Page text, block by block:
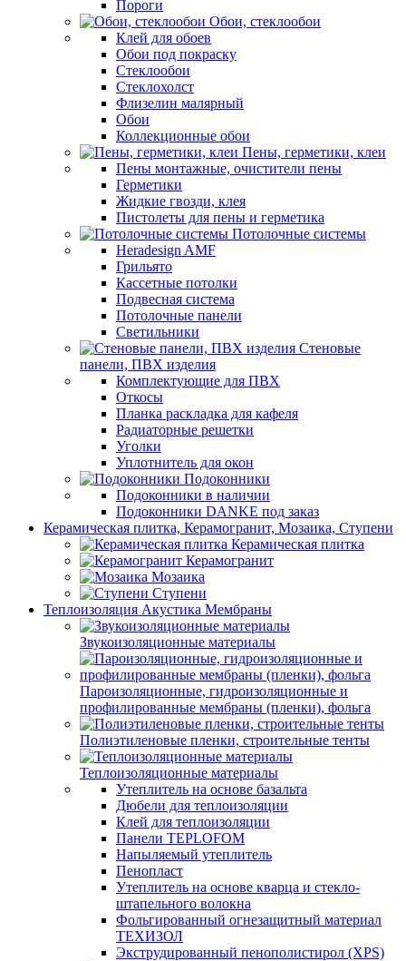
Пороги
Обои, стеклообои
Клей для обоев
Обои под покраску
Стеклообои
Стеклохолст
Флизелин малярный
Обои
Коллекционные обои
Пены, герметики, клеи
Пены монтажные, очистители пены
Герметики
Жидкие гвозди, клея
Пистолеты для пены и герметика
Потолочные системы
Heradesign AMF
Грильято
Кассетные потолки
Подвесная система
Потолочные панели
Светильники
Стеновые
панели, ПВХ изделия
Комплектующие для ПВХ
Откосы
Планка раскладка для кафеля
Радиаторные решетки
Уголки
Уплотнитель для окон
Подоконники
Подоконники в наличии
Подоконники DANKE под заказ
Керамическая плитка, Керамогранит, Мозаика, Ступени
Керамическая плитка
Керамогранит
Мозаика
Ступени
Теплоизоляция Акустика Мембраны
Звукоизоляционные материалы
Пароизоляционные, гидроизоляционные и
профилированные мембраны (пленки), фольга
Полиэтиленовые пленки, строительные тенты
Теплоизоляционные материалы
Утеплитель на основе базальта
Дюбели для теплоизоляции
Клей для теплоизоляции
Панели TEPLOFOM
Напыляемый утеплитель
Пенопласт
Утеплитель на основе кварца и стекло-
штапельного волокна
Фольгированный огнезащитный материал
ТЕХИЗОЛ
Экструдированный пенополистирол (XPS)